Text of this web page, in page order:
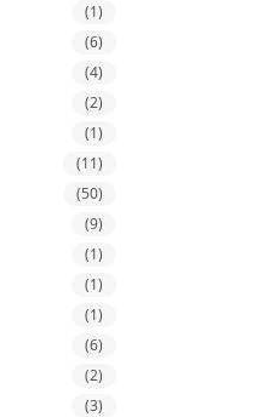
(1)
(6)
(4)
(2)
(1)
(11)
(50)
(9)
(1)
(1)
(1)
(6)
(2)
(3)